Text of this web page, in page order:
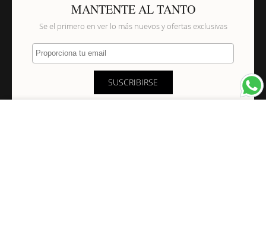
MANTENTE AL TANTO
Se el primero en ver lo más nuevos y ofertas exclusivas
Proporciona tu email
SUSCRIBIRSE